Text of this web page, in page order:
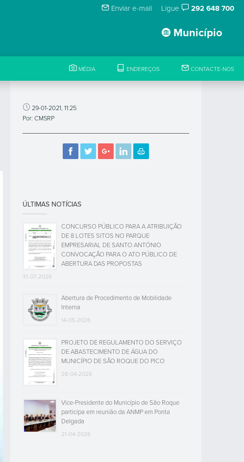
Enviar e-mail Ligue 292 648 700
Município
MÉDIA ENDEREÇOS CONTACTE-NOS
29-01-2021, 11:25
Por: CMSRP
ÚLTIMAS NOTÍCIAS
CONCURSO PÚBLICO PARA A ATRIBUIÇÃO
DE 8 LOTES SITOS NO PARQUE
EMPRESARIAL DE SANTO ANTÓNIO
CONVOCAÇÃO PARA O ATO PÚBLICO DE
ABERTURA DAS PROPOSTAS
31-07-2026
Abertura de Procedimento de Mobilidade
Interna
14-05-2026
PROJETO DE REGULAMENTO DO SERVIÇO
DE ABASTECIMENTO DE ÁGUA DO
MUNICÍPIO DE SÃO ROQUE DO PICO
28-04-2026
Vice-Presidente do Município de São Roque
participa em reunião da ANMP em Ponta
Delgada
21-04-2026